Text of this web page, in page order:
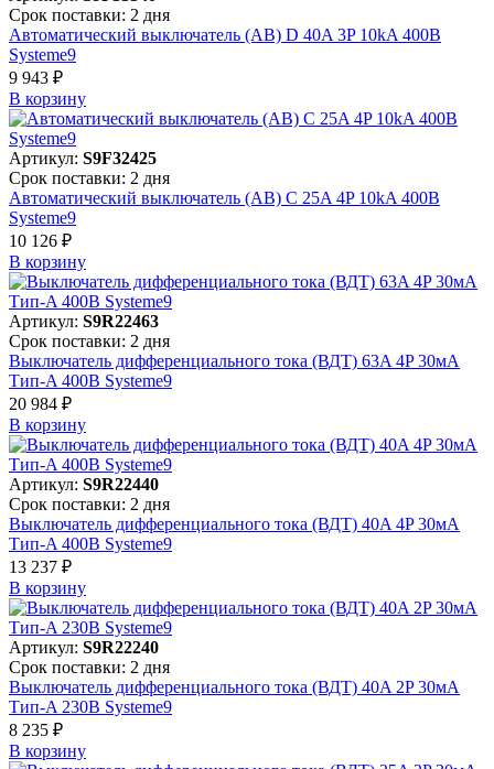
Срок поставки: 2 дня
Автоматический выключатель (АВ) D 40A 3P 10kA 400В
Systeme9
9 943 ₽
В корзинy
Артикул: S9F32425
Срок поставки: 2 дня
Автоматический выключатель (АВ) C 25A 4P 10kA 400В
Systeme9
10 126 ₽
В корзинy
Артикул: S9R22463
Срок поставки: 2 дня
Выключатель дифференциального тока (ВДТ) 63A 4P 30мА
Тип-A 400В Systeme9
20 984 ₽
В корзинy
Артикул: S9R22440
Срок поставки: 2 дня
Выключатель дифференциального тока (ВДТ) 40A 4P 30мА
Тип-A 400В Systeme9
13 237 ₽
В корзинy
Артикул: S9R22240
Срок поставки: 2 дня
Выключатель дифференциального тока (ВДТ) 40A 2P 30мА
Тип-A 230В Systeme9
8 235 ₽
В корзинy